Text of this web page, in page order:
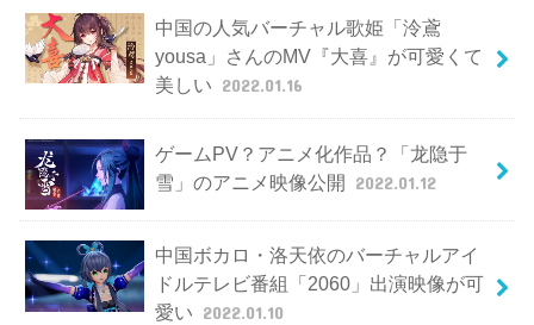
中国の人気バーチャル歌姫「泠鳶
yousa」さんのMV『大喜』が可愛くて
美しい 2022.01.16
ゲームPV？アニメ化作品？「龙隐于
雪」のアニメ映像公開 2022.01.12
中国ボカロ・洛天依のバーチャルアイ
ドルテレビ番組「2060」出演映像が可
愛い 2022.01.10